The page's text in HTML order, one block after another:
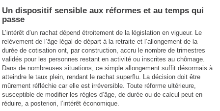
Un dispositif sensible aux réformes et au temps qui
passe
L’intérêt d’un rachat dépend étroitement de la législation en vigueur. Le
relèvement de l’âge légal de départ à la retraite et l’allongement de la
durée de cotisation ont, par construction, accru le nombre de trimestres
validés pour les personnes restant en activité ou inscrites au chômage.
Dans de nombreuses situations, ce simple allongement suffit désormais à
atteindre le taux plein, rendant le rachat superflu. La décision doit être
mûrement réfléchie car elle est irréversible. Toute réforme ultérieure,
susceptible de modifier les règles d’âge, de durée ou de calcul peut en
réduire, a posteriori, l’intérêt économique.